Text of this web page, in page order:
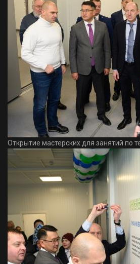
Открытие мастерских для занятий по